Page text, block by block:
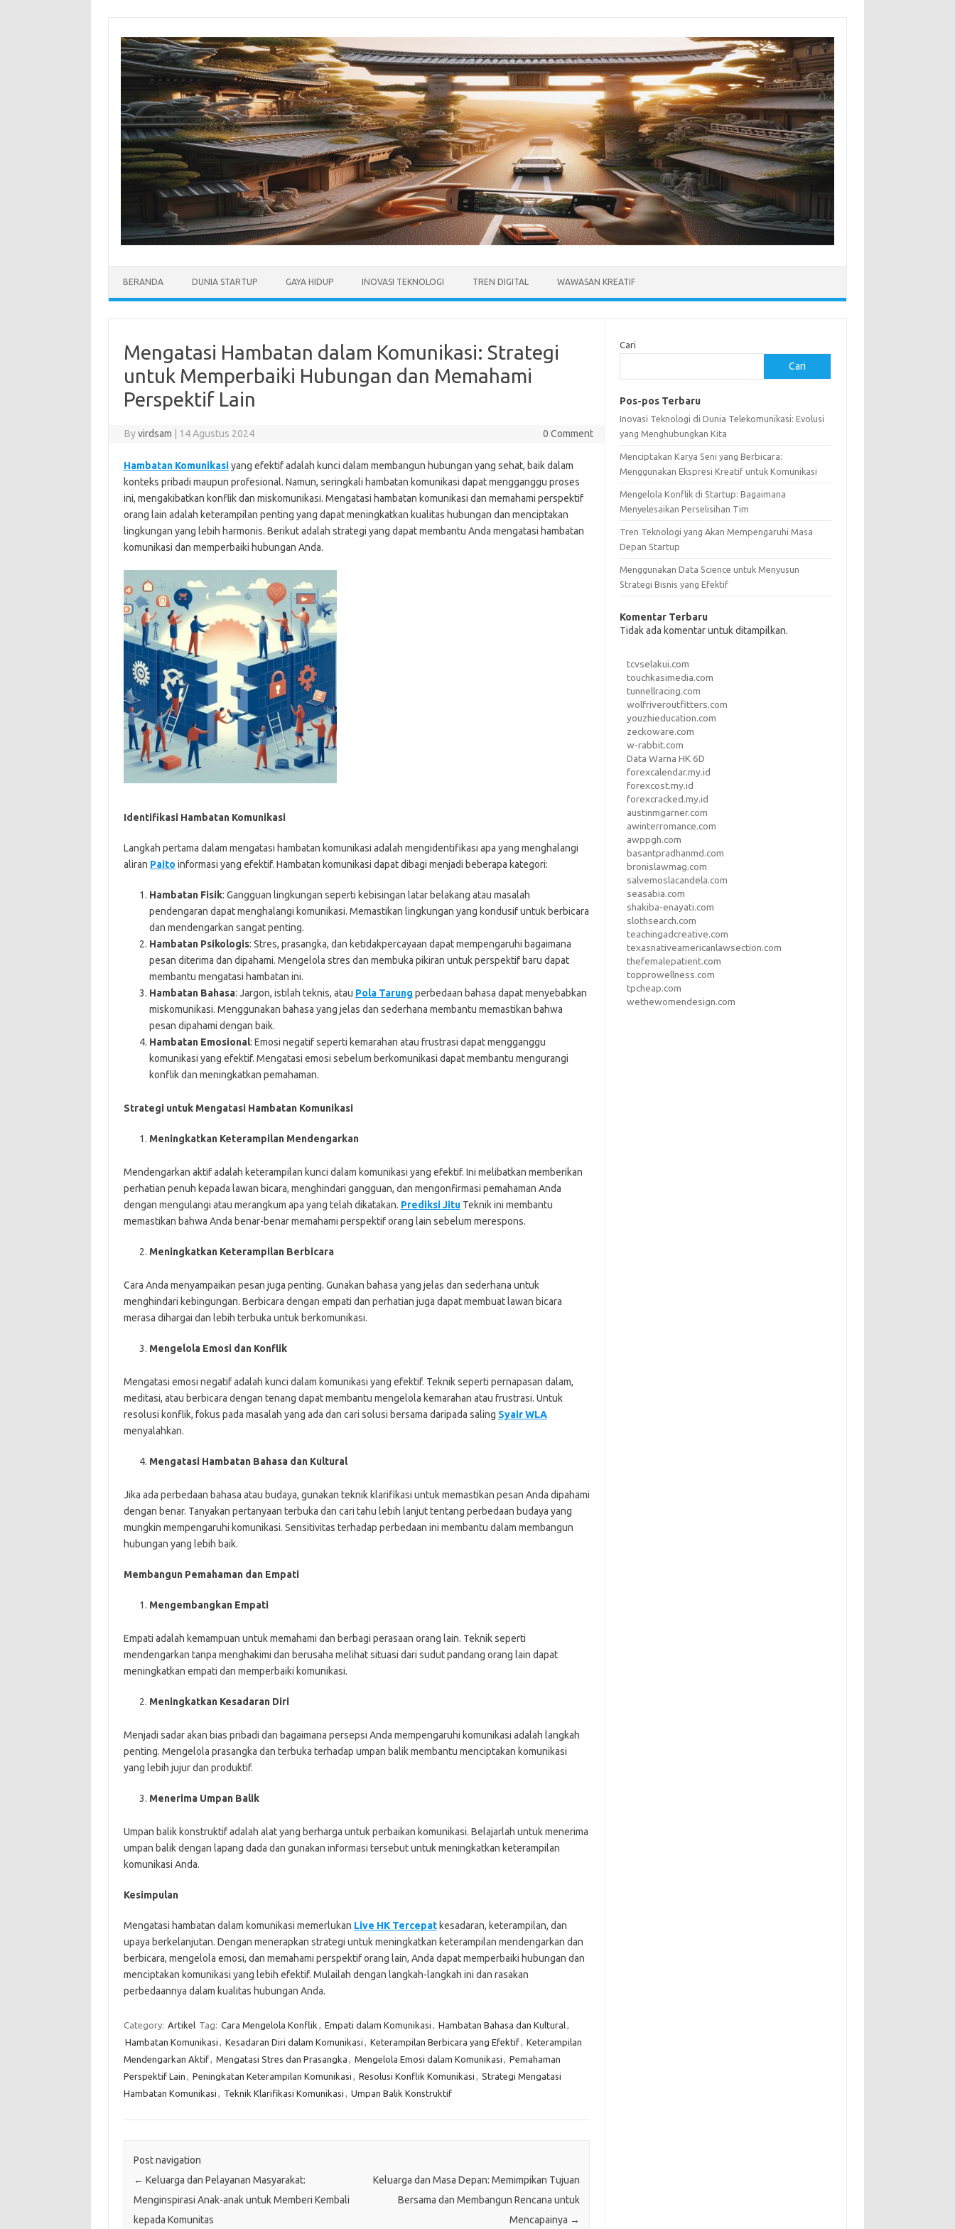
content
BERANDA DUNIA STARTUP GAYA HIDUP INOVASI TEKNOLOGI TREN DIGITAL WAWASAN KREATIF
Mengatasi Hambatan dalam Komunikasi: Strategi
untuk Memperbaiki Hubungan dan Memahami
Perspektif Lain
Byvirdsam 14 Agustus 2024 0 Comment
Hambatan Komunikasiyang efektif adalah kunci dalam membangun hubungan yang sehat, baik dalam
konteks pribadi maupun profesional. Namun, seringkali hambatan komunikasi dapat mengganggu proses
ini, mengakibatkan konflik dan miskomunikasi. Mengatasi hambatan komunikasi dan memahami perspektif
orang lain adalah keterampilan penting yang dapat meningkatkan kualitas hubungan dan menciptakan
lingkungan yang lebih harmonis. Berikut adalah strategi yang dapat membantu Anda mengatasi hambatan
komunikasi dan memperbaiki hubungan Anda.
Identifikasi Hambatan Komunikasi
Langkah pertama dalam mengatasi hambatan komunikasi adalah mengidentifikasi apa yang menghalangi
aliran Paito informasi yang efektif. Hambatan komunikasi dapat dibagi menjadi beberapa kategori:
Hambatan Fisik: Gangguan lingkungan seperti kebisingan latar belakang atau masalah
pendengaran dapat menghalangi komunikasi. Memastikan lingkungan yang kondusif untuk berbicara
dan mendengarkan sangat penting.
Hambatan Psikologis: Stres, prasangka, dan ketidakpercayaan dapat mempengaruhi bagaimana
pesan diterima dan dipahami. Mengelola stres dan membuka pikiran untuk perspektif baru dapat
membantu mengatasi hambatan ini.
Hambatan Bahasa: Jargon, istilah teknis, atau Pola Tarung perbedaan bahasa dapat menyebabkan
miskomunikasi. Menggunakan bahasa yang jelas dan sederhana membantu memastikan bahwa
pesan dipahami dengan baik.
Hambatan Emosional: Emosi negatif seperti kemarahan atau frustrasi dapat mengganggu
komunikasi yang efektif. Mengatasi emosi sebelum berkomunikasi dapat membantu mengurangi
konflik dan meningkatkan pemahaman.
Strategi untuk Mengatasi Hambatan Komunikasi
Meningkatkan Keterampilan Mendengarkan
Mendengarkan aktif adalah keterampilan kunci dalam komunikasi yang efektif. Ini melibatkan memberikan
perhatian penuh kepada lawan bicara, menghindari gangguan, dan mengonfirmasi pemahaman Anda
dengan mengulangi atau merangkum apa yang telah dikatakan. Prediksi JituTeknik ini membantu
memastikan bahwa Anda benar-benar memahami perspektif orang lain sebelum merespons.
Meningkatkan Keterampilan Berbicara
Cara Anda menyampaikan pesan juga penting. Gunakan bahasa yang jelas dan sederhana untuk
menghindari kebingungan. Berbicara dengan empati dan perhatian juga dapat membuat lawan bicara
merasa dihargai dan lebih terbuka untuk berkomunikasi.
Mengelola Emosi dan Konflik
Mengatasi emosi negatif adalah kunci dalam komunikasi yang efektif. Teknik seperti pernapasan dalam,
meditasi, atau berbicara dengan tenang dapat membantu mengelola kemarahan atau frustrasi. Untuk
resolusi konflik, fokus pada masalah yang ada dan cari solusi bersama daripada saling Syair WLA
menyalahkan.
Mengatasi Hambatan Bahasa dan Kultural
Jika ada perbedaan bahasa atau budaya, gunakan teknik klarifikasi untuk memastikan pesan Anda dipahami
dengan benar. Tanyakan pertanyaan terbuka dan cari tahu lebih lanjut tentang perbedaan budaya yang
mungkin mempengaruhi komunikasi. Sensitivitas terhadap perbedaan ini membantu dalam membangun
hubungan yang lebih baik.
Membangun Pemahaman dan Empati
Mengembangkan Empati
Empati adalah kemampuan untuk memahami dan berbagi perasaan orang lain. Teknik seperti
mendengarkan tanpa menghakimi dan berusaha melihat situasi dari sudut pandang orang lain dapat
meningkatkan empati dan memperbaiki komunikasi.
Meningkatkan Kesadaran Diri
Menjadi sadar akan bias pribadi dan bagaimana persepsi Anda mempengaruhi komunikasi adalah langkah
penting. Mengelola prasangka dan terbuka terhadap umpan balik membantu menciptakan komunikasi
yang lebih jujur dan produktif.
Menerima Umpan Balik
Umpan balik konstruktif adalah alat yang berharga untuk perbaikan komunikasi. Belajarlah untuk menerima
umpan balik dengan lapang dada dan gunakan informasi tersebut untuk meningkatkan keterampilan
komunikasi Anda.
Kesimpulan
Mengatasi hambatan dalam komunikasi memerlukan Live HK Tercepatkesadaran, keterampilan, dan
upaya berkelanjutan. Dengan menerapkan strategi untuk meningkatkan keterampilan mendengarkan dan
berbicara, mengelola emosi, dan memahami perspektif orang lain, Anda dapat memperbaiki hubungan dan
menciptakan komunikasi yang lebih efektif. Mulailah dengan langkah-langkah ini dan rasakan
perbedaannya dalam kualitas hubungan Anda.
Category: Artikel Tag: Cara Mengelola Konflik , Empati dalam Komunikasi , Hambatan Bahasa dan Kultural,
Hambatan Komunikasi , Kesadaran Diri dalam Komunikasi , Keterampilan Berbicara yang Efektif, Keterampilan
Mendengarkan Aktif, Mengatasi Stres dan Prasangka , Mengelola Emosi dalam Komunikasi , Pemahaman
Perspektif Lain , Peningkatan Keterampilan Komunikasi , Resolusi Konflik Komunikasi , Strategi Mengatasi
Hambatan Komunikasi , Teknik Klarifikasi Komunikasi , Umpan Balik Konstruktif
Post navigation
← Keluarga dan Pelayanan Masyarakat:
Menginspirasi Anak-anak untuk Memberi Kembali
kepada Komunitas
Keluarga dan Masa Depan: Memimpikan Tujuan
Bersama dan Membangun Rencana untuk
Mencapainya →
Cari
Cari
Pos-pos Terbaru
Inovasi Teknologi di Dunia Telekomunikasi: Evolusi
yang Menghubungkan Kita
Menciptakan Karya Seni yang Berbicara:
Menggunakan Ekspresi Kreatif untuk Komunikasi
Mengelola Konflik di Startup: Bagaimana
Menyelesaikan Perselisihan Tim
Tren Teknologi yang Akan Mempengaruhi Masa
Depan Startup
Menggunakan Data Science untuk Menyusun
Strategi Bisnis yang Efektif
Komentar Terbaru
Tidak ada komentar untuk ditampilkan.
tcvselakui.com
touchkasimedia.com
tunnellracing.com
wolfriveroutfitters.com
youzhieducation.com
zeckoware.com
w-rabbit.com
Data Warna HK 6D
forexcalendar.my.id
forexcost.my.id
forexcracked.my.id
austinmgarner.com
awinterromance.com
awppgh.com
basantpradhanmd.com
bronislawmag.com
salvemoslacandela.com
seasabia.com
shakiba-enayati.com
slothsearch.com
teachingadcreative.com
texasnativeamericanlawsection.com
thefemalepatient.com
topprowellness.com
tpcheap.com
wethewomendesign.com